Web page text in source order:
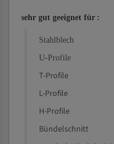
sehr gut geeignet für :
Stahlblech
U-Profile
T-Profile
L-Profile
H-Profile
Bündelschnitt